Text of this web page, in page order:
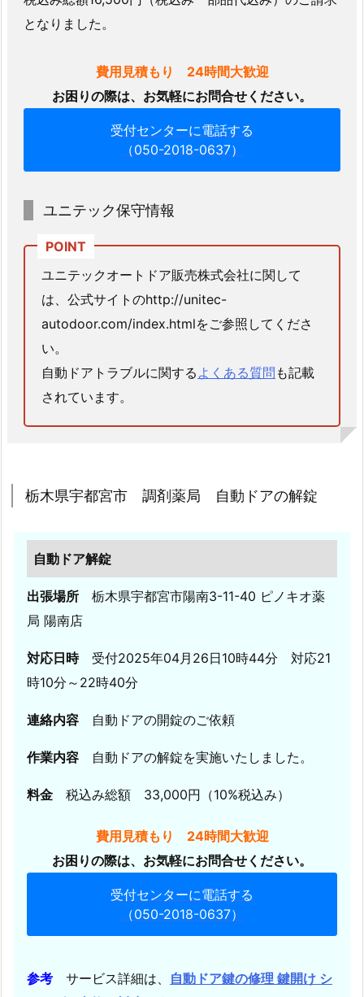
となりました。
費用見積もり 24時間大歓迎
お困りの際は、お気軽にお問合せください。
受付センターに電話する
（050-2018-0637）
ユニテック保守情報
ユニテックオートドア販売株式会社に関して
は、公式サイトのhttp://unitec-
autodoor.com/index.htmlをご参照してくださ
い。
自動ドアトラブルに関する よくある質問 も記載
されています。
栃木県宇都宮市 調剤薬局 自動ドアの解錠
自動ドア解錠
出張場所 栃木県宇都宮市陽南3-11-40 ピノキオ薬
局 陽南店
対応日時 受付2025年04月26日10時44分 対応21
時10分～22時40分
連絡内容 自動ドアの開錠のご依頼
作業内容 自動ドアの解錠を実施いたしました。
料金 税込み総額 33,000円（10%税込み）
費用見積もり 24時間大歓迎
お困りの際は、お気軽にお問合せください。
受付センターに電話する
（050-2018-0637）
参考 サービス詳細は、 自動ドア鍵の修理 鍵開け シ